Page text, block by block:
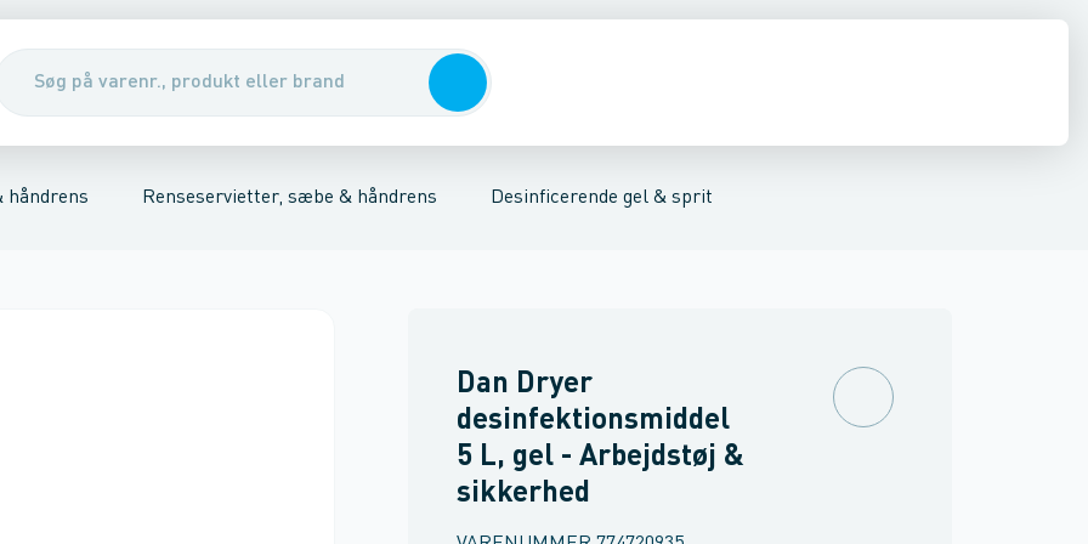
håndrens
SkoSikkerhedsudstyr & handsker Renseservietter, sæbe & håndrensAsbest
Renseservietter, sæbe & håndrens Desinficerende gel & sprit
CremeTilbehør
Dan Dryer
desinfektionsmiddel
5 L, gel - Arbejdstøj &
sikkerhed